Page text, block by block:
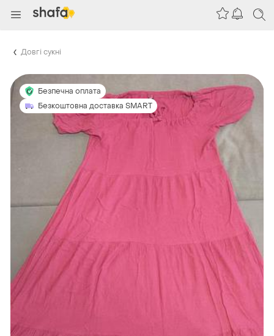
Довгі сукні
Безпечна оплата
Безкоштовна доставка SMART